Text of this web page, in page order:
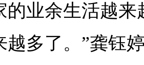
的业余生活越
越多了。”龚钰